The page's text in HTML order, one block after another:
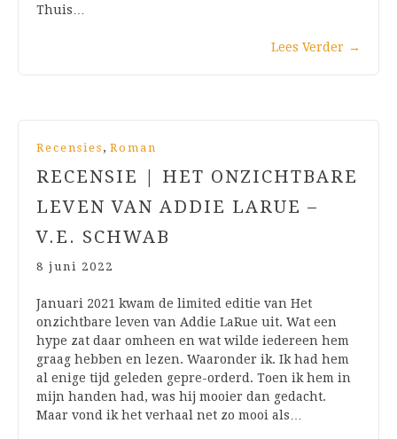
Thuis…
Lees Verder →
Recensies , Roman
RECENSIE | HET ONZICHTBARE
LEVEN VAN ADDIE LARUE –
V.E. SCHWAB
8 juni 2022
Januari 2021 kwam de limited editie van Het
onzichtbare leven van Addie LaRue uit. Wat een
hype zat daar omheen en wat wilde iedereen hem
graag hebben en lezen. Waaronder ik. Ik had hem
al enige tijd geleden gepre-orderd. Toen ik hem in
mijn handen had, was hij mooier dan gedacht.
Maar vond ik het verhaal net zo mooi als…